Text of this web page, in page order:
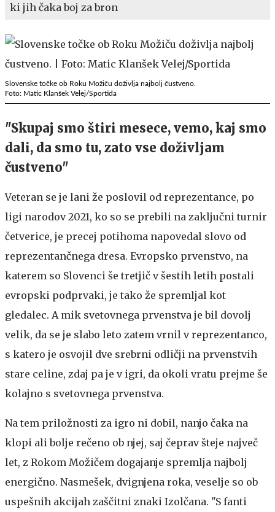
ki jih čaka boj za bron
Slovenske točke ob Roku Možiču doživlja najbolj čustveno.
Foto: Matic Klanšek Velej/Sportida
"Skupaj smo štiri mesece, vemo, kaj smo
dali, da smo tu, zato vse doživljam
čustveno"
Veteran se je lani že poslovil od reprezentance, po
ligi narodov 2021, ko so se prebili na zaključni turnir
četverice, je precej potihoma napovedal slovo od
reprezentančnega dresa. Evropsko prvenstvo, na
katerem so Slovenci še tretjič v šestih letih postali
evropski podprvaki, je tako že spremljal kot
gledalec. A mik svetovnega prvenstva je bil dovolj
velik, da se je slabo leto zatem vrnil v reprezentanco,
s katero je osvojil dve srebrni odličji na prvenstvih
stare celine, zdaj pa je v igri, da okoli vratu prejme še
kolajno s svetovnega prvenstva.
Na tem priložnosti za igro ni dobil, nanjo čaka na
klopi ali bolje rečeno ob njej, saj čeprav šteje največ
let, z Rokom Možičem dogajanje spremlja najbolj
energično. Nasmešek, dvignjena roka, veselje so ob
uspešnih akcijah zaščitni znaki Izolčana. "S fanti